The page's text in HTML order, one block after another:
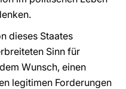
dieses Staates
Sinn für
Wunsch, einen
legitimen Forderungen